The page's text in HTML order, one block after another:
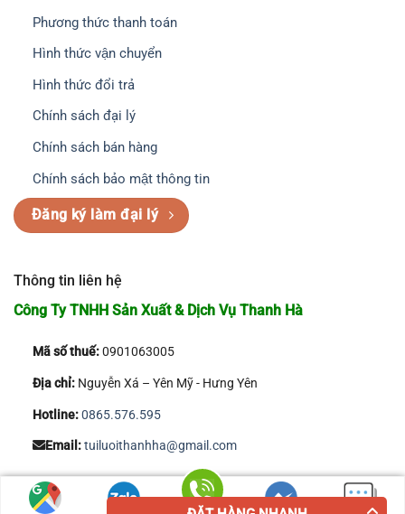
Phương thức thanh toán
Hình thức vận chuyển
Hình thức đổi trả
Chính sách đại lý
Chính sách bán hàng
Chính sách bảo mật thông tin
Đăng ký làm đại lý
Thông tin liên hệ
Công Ty TNHH Sản Xuất & Dịch Vụ Thanh Hà
Mã số thuế:0901063005
Địa chỉ:Nguyễn Xá – Yên Mỹ - Hưng Yên
Hotline:0865.576.595
Email:tuiluoithanhha@gmail.com
Copyright 2026 © Công Ty TNHH Sản Xuất & Dịch Vụ Thanh Hà